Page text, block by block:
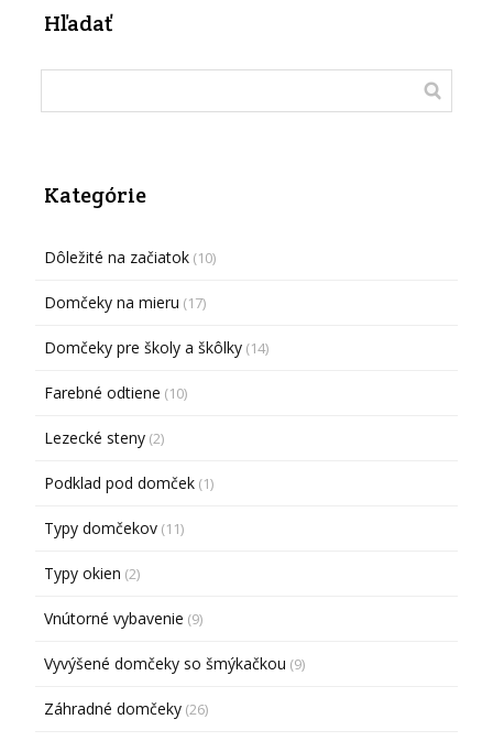
Hľadať
Kategórie
Dôležité na začiatok (10)
Domčeky na mieru (17)
Domčeky pre školy a škôlky (14)
Farebné odtiene (10)
Lezecké steny (2)
Podklad pod domček (1)
Typy domčekov (11)
Typy okien (2)
Vnútorné vybavenie (9)
Vyvýšené domčeky so šmýkačkou (9)
Záhradné domčeky (26)